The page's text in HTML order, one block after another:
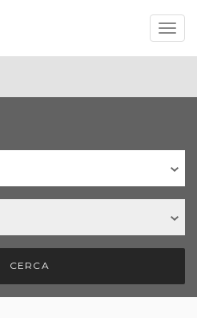
CERCA